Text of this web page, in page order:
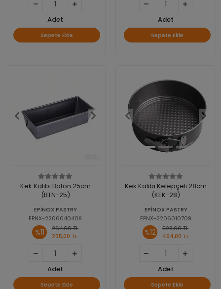
Adet
Sepete Ekle
Adet
Sepete Ekle
Kek Kalıbı Baton 25cm
(BTN-25)
EPİNOX PASTRY
EPNX-2206040409
%11
264,00 TL
235,00 TL
Adet
Sepete Ekle
Kek Kalıbı Kelepçeli 28cm
(KEK-28)
EPİNOX PASTRY
EPNX-2206010709
%12
528,00 TL
464,00 TL
Adet
Sepete Ekle